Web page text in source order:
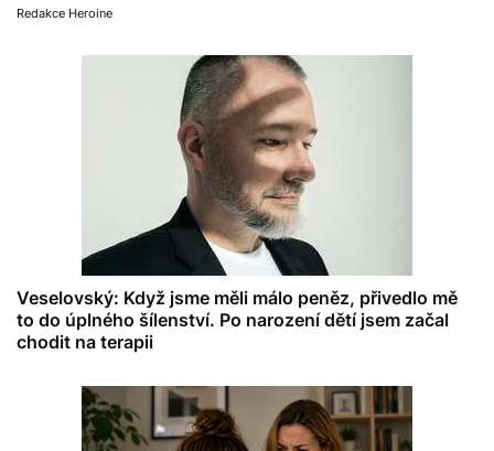
Redakce Heroine
Veselovský: Když jsme měli málo peněz, přivedlo mě
to do úplného šílenství. Po narození dětí jsem začal
chodit na terapii